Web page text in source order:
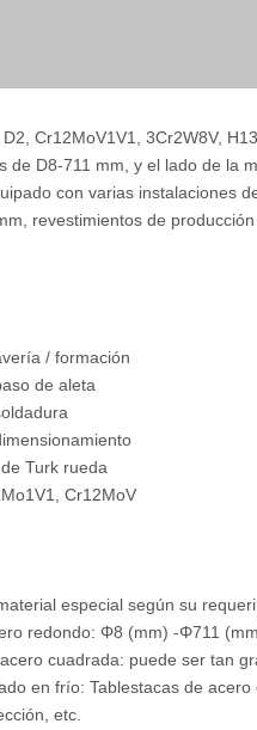
Cr12MoV1V1, 3Cr2W8V,
D8-711 mm, y el lado de la
con varias instalaciones
revestimientos de
/ formación
de aleta
Turk rueda
Cr12MoV
especial según su
redondo: Φ8 (mm) -Φ711
cuadrada: puede ser tan
en frío: Tablestacas de
etc.